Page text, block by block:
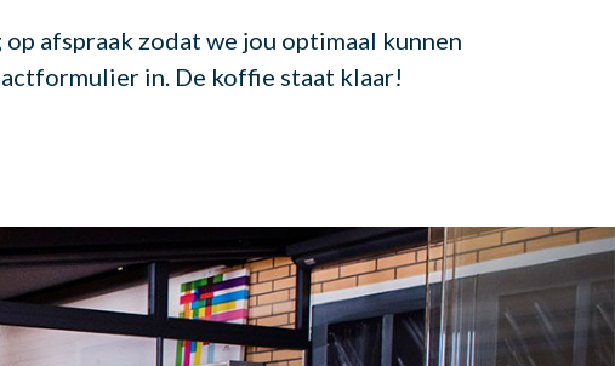
afspraak zodat we jou optimaal kunnen
in. De koffie staat klaar!